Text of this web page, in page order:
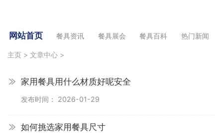
网站首页 餐具资讯 餐具展会 餐具百科 热门新闻
主页 > 文章中心 >
家用餐具用什么材质好呢安全
发布时间： 2026-01-29
如何挑选家用餐具尺寸